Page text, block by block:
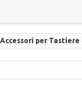
Accessori per Tastiere